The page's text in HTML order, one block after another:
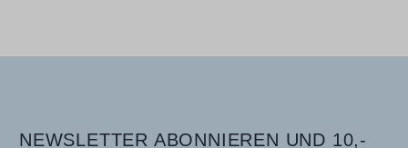
NEWSLETTER ABONNIEREN UND 10,-